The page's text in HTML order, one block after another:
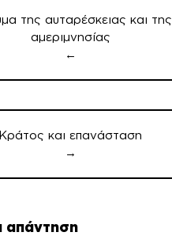
της αυταρέσκειας και της
αμεριμνησίας
←
Κράτος και επανάσταση
→
απάντηση